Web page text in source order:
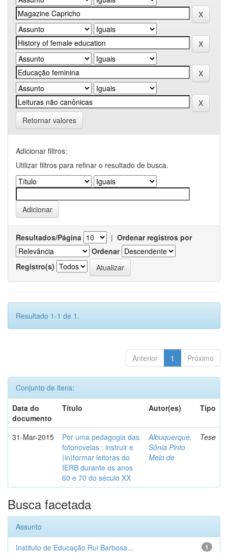
Retornar valores
Adicionar filtros:
Utilizar filtros para refinar o resultado de busca.
Resultados/Página | Ordenar registros por
Ordenar
Registro(s)
Resultado 1-1 de 1.
Anterior 1 Próximo
Conjunto de itens:
Data do
documento
Título Autor(es) Tipo
31-Mar-2015
Por uma pedagogia das
fotonovelas : instruir e
(in)formar leitoras do
IERB durante os anos
60 e 70 do século XX
Albuquerque,
Sônia Pinto
Melo de
Tese
Busca facetada
Assunto
1
Instituto de Educação Rui Barbosa...